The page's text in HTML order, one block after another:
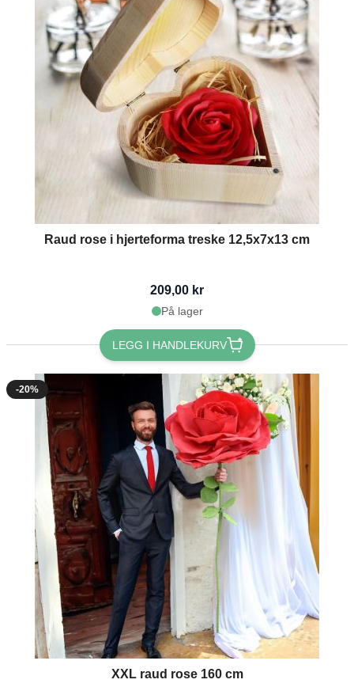
Raud rose i hjerteforma treske 12,5x7x13 cm
209,00 kr
På lager
LEGG I HANDLEKURV
-20%
XXL raud rose 160 cm